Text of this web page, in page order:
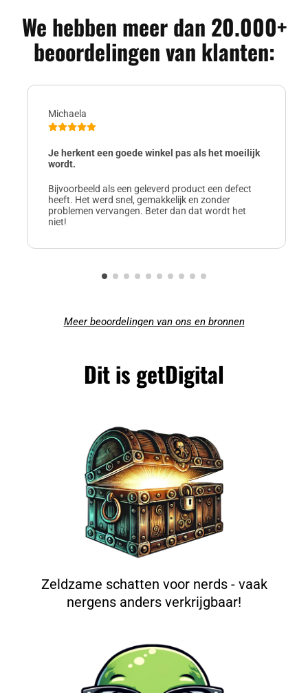
We hebben meer dan 20.000+
beoordelingen van klanten:
Michaela
Je herkent een goede winkel pas als het moeilijk
wordt.
Bijvoorbeeld als een geleverd product een defect
heeft. Het werd snel, gemakkelijk en zonder
problemen vervangen. Beter dan dat wordt het
niet!
Meer beoordelingen van ons en bronnen
Dit is getDigital
Zeldzame schatten voor nerds - vaak
nergens anders verkrijgbaar!